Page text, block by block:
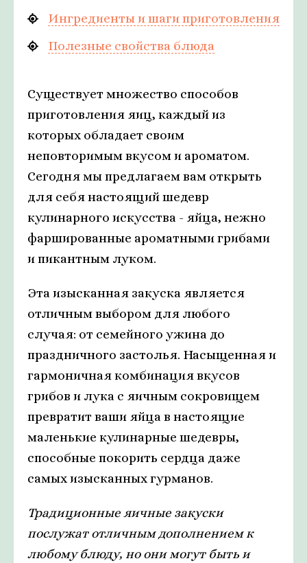
Ингредиенты и шаги приготовления
Полезные свойства блюда
Существует множество способов
приготовления яиц, каждый из
которых обладает своим
неповторимым вкусом и ароматом.
Сегодня мы предлагаем вам открыть
для себя настоящий шедевр
кулинарного искусства - яйца, нежно
фаршированные ароматными грибами
и пикантным луком.
Эта изысканная закуска является
отличным выбором для любого
случая: от семейного ужина до
праздничного застолья. Насыщенная и
гармоничная комбинация вкусов
грибов и лука с яичным сокровищем
превратит ваши яйца в настоящие
маленькие кулинарные шедевры,
способные покорить сердца даже
самых изысканных гурманов.
Традиционные яичные закуски
послужат отличным дополнением к
любому блюду, но они могут быть и